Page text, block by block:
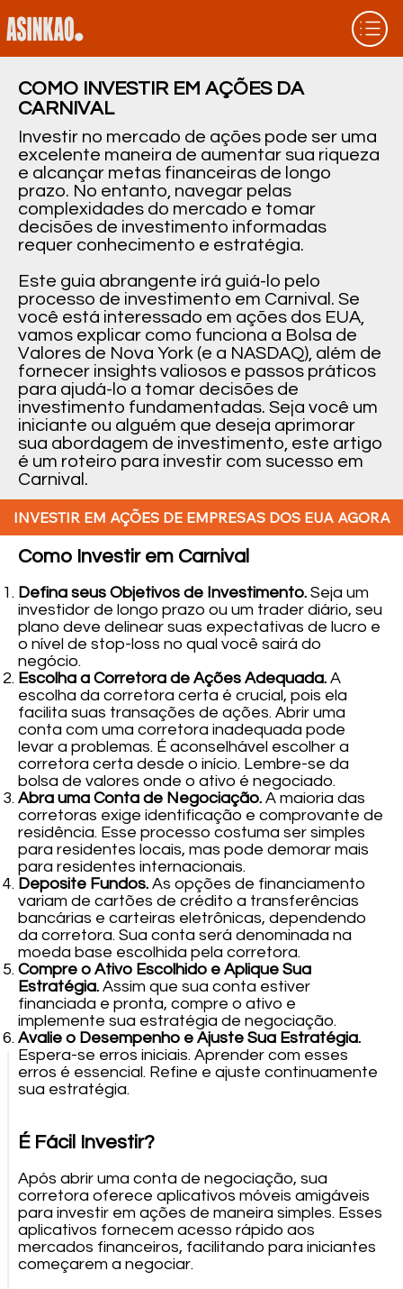
COMO INVESTIR EM AÇÕES DA
CARNIVAL
Investir no mercado de ações pode ser uma
excelente maneira de aumentar sua riqueza
e alcançar metas financeiras de longo
prazo. No entanto, navegar pelas
complexidades do mercado e tomar
decisões de investimento informadas
requer conhecimento e estratégia.
Este guia abrangente irá guiá-lo pelo
processo de investimento em Carnival. Se
você está interessado em ações dos EUA,
vamos explicar como funciona a Bolsa de
Valores de Nova York (e a NASDAQ), além de
fornecer insights valiosos e passos práticos
para ajudá-lo a tomar decisões de
investimento fundamentadas. Seja você um
iniciante ou alguém que deseja aprimorar
sua abordagem de investimento, este artigo
é um roteiro para investir com sucesso em
Carnival.
Como Investir em Carnival
Defina seus Objetivos de Investimento.Seja um
investidor de longo prazo ou um trader diário, seu
plano deve delinear suas expectativas de lucro e
o nível de stop-loss no qual você sairá do
negócio.
Escolha a Corretora de Ações Adequada.A
escolha da corretora certa é crucial, pois ela
facilita suas transações de ações. Abrir uma
conta com uma corretora inadequada pode
levar a problemas. É aconselhável escolher a
corretora certa desde o início. Lembre-se da
bolsa de valores onde o ativo é negociado.
Abra uma Conta de Negociação.A maioria das
corretoras exige identificação e comprovante de
residência. Esse processo costuma ser simples
para residentes locais, mas pode demorar mais
para residentes internacionais.
Deposite Fundos.As opções de financiamento
variam de cartões de crédito a transferências
bancárias e carteiras eletrônicas, dependendo
da corretora. Sua conta será denominada na
moeda base escolhida pela corretora.
Compre o Ativo Escolhido e Aplique Sua
Estratégia.Assim que sua conta estiver
financiada e pronta, compre o ativo e
implemente sua estratégia de negociação.
Avalie o Desempenho e Ajuste Sua Estratégia.
Espera-se erros iniciais. Aprender com esses
erros é essencial. Refine e ajuste continuamente
sua estratégia.
É Fácil Investir?
Após abrir uma conta de negociação, sua
corretora oferece aplicativos móveis amigáveis
para investir em ações de maneira simples. Esses
aplicativos fornecem acesso rápido aos
mercados financeiros, facilitando para iniciantes
começarem a negociar.
INVESTIR EM AÇÕES DE EMPRESAS DOS EUA AGORA